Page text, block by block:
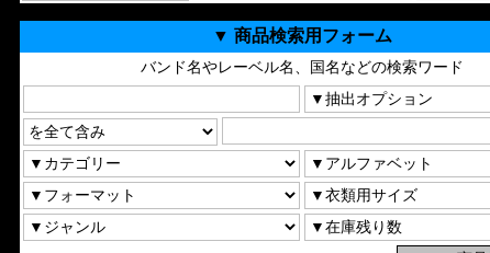
▼ 商品検索用フォーム
バンド名やレーベル名、国名などの検索ワード